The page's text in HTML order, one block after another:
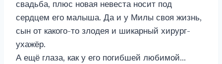
свадьба, плюс новая невеста носит под
сердцем его малыша. Да и у Милы своя жизнь,
сын от какого-то злодея и шикарный хирург-
ухажёр.
А ещё глаза, как у его погибшей любимой…